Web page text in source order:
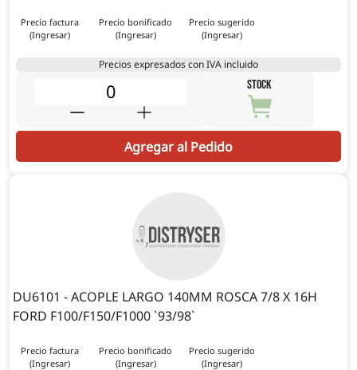
Precio factura
(Ingresar)
Precio bonificado
(Ingresar)
Precio sugerido
(Ingresar)
Precios expresados con IVA incluido
STOCK
Agregar al Pedido
DU6101 - ACOPLE LARGO 140MM ROSCA 7/8 X 16H
FORD F100/F150/F1000 `93/98`
Precio factura
(Ingresar)
Precio bonificado
(Ingresar)
Precio sugerido
(Ingresar)